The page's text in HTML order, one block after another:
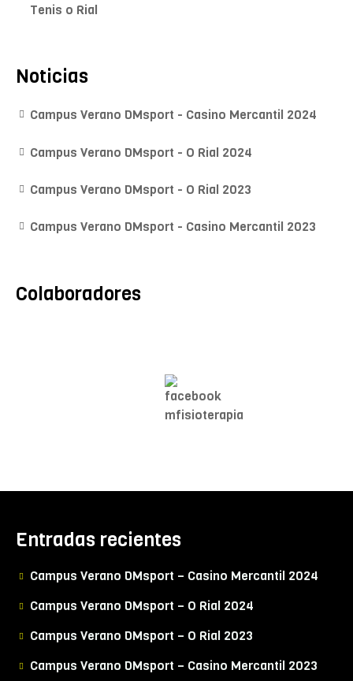
Tenis o Rial
Noticias
Campus Verano DMsport - Casino Mercantil 2024
Campus Verano DMsport - O Rial 2024
Campus Verano DMsport - O Rial 2023
Campus Verano DMsport - Casino Mercantil 2023
Colaboradores
Entradas recientes
Campus Verano DMsport – Casino Mercantil 2024
Campus Verano DMsport – O Rial 2024
Campus Verano DMsport – O Rial 2023
Campus Verano DMsport – Casino Mercantil 2023